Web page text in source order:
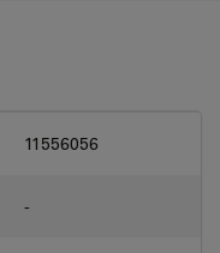
11556056
-